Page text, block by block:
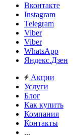
Вконтакте
Instagram
Telegram
Viber
Viber
WhatsApp
Яндекс.Дзен
Акции
Услуги
Блог
Как купить
Компания
Контакты
...